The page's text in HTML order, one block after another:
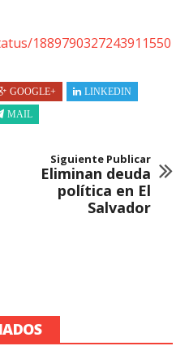
1889790327243911550
GOOGLE+
LINKEDIN
MAIL
Siguiente Publicar
Eliminan deuda
política en El
Salvador